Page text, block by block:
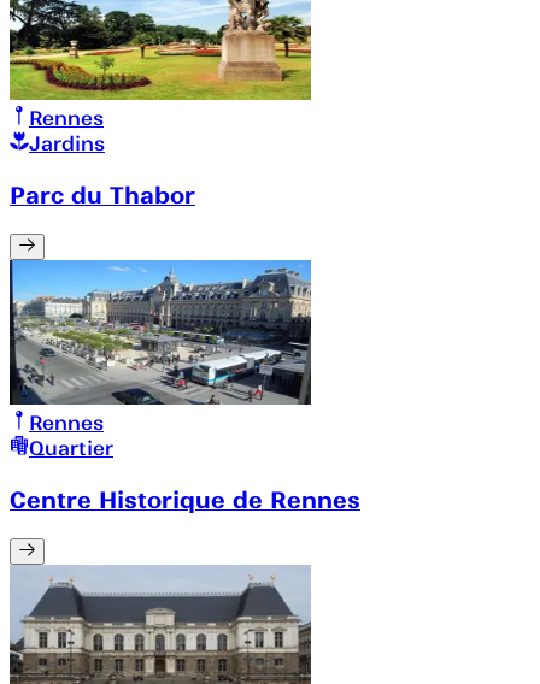
Rennes
Jardins
Parc du Thabor
Rennes
Quartier
Centre Historique de Rennes